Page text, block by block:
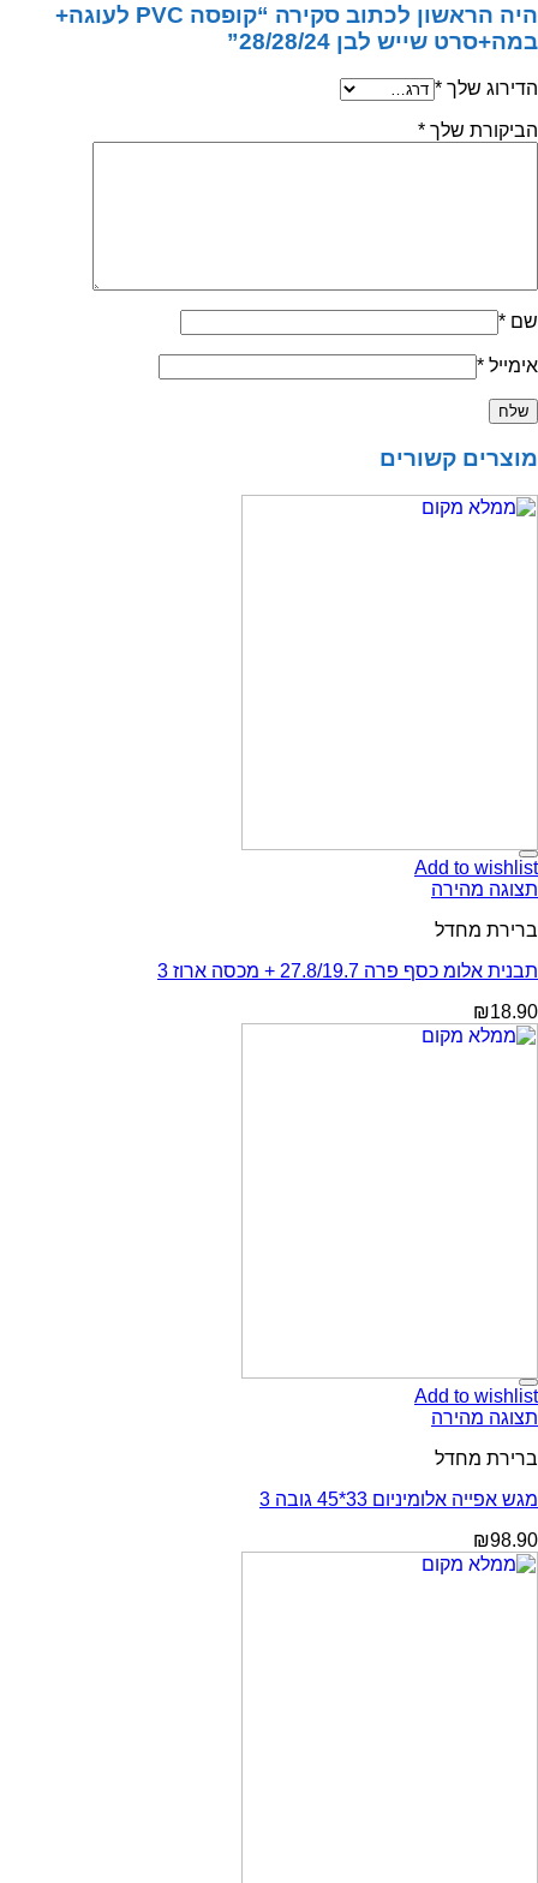
היה הראשון לכתוב סקירה “קופסה PVC לעוגה+
במה+סרט שייש לבן 28/28/24”
הדירוג שלך *
הביקורת שלך *
שם *
אימייל *
מוצרים קשורים
Add to wishlist
תצוגה מהירה
ברירת מחדל
תבנית אלומ כסף פרה 27.8/19.7 + מכסה ארוז 3
₪18.90
Add to wishlist
תצוגה מהירה
ברירת מחדל
מגש אפייה אלומיניום 33*45 גובה 3
₪98.90